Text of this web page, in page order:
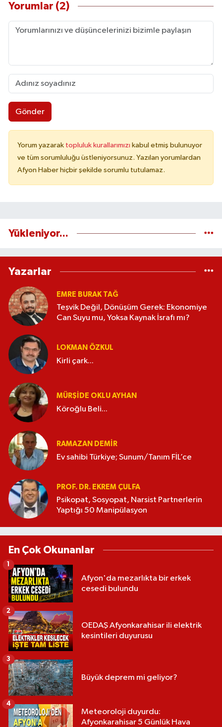
Yorumlar (2)
Gönder
Yorum yazarak topluluk kurallarımızı kabul etmiş bulunuyor
ve tüm sorumluluğu üstleniyorsunuz. Yazılan yorumlardan
Afyon Haber hiçbir şekilde sorumlu tutulamaz.
Yükleniyor...
Yazarlar
EMRE BURAK TAĞ
Teşvik Değil, Dönüşüm Gerek: Ekonomiye
Can Suyu mu, Yoksa Kaynak İsrafı mı?
LOKMAN ÖZKUL
Kirli çark...
MÜRŞIDE OKLU AYHAN
Köroğlu Beli...
RAMAZAN DEMİR
Ev sahibi Türkiye; Sunum/Tanım FİL’ce
PROF. DR. EKREM ÇULFA
Psikopat, Sosyopat, Narsist Partnerlerin
Yaptığı 50 Manipülasyon
En Çok Okunanlar
Afyon'da mezarlıkta bir erkek
cesedi bulundu
1
OEDAŞ Afyonkarahisar ili elektrik
kesintileri duyurusu
2
Büyük deprem mi geliyor?
3
Meteoroloji duyurdu:
Afyonkarahisar 5 Günlük Hava
4